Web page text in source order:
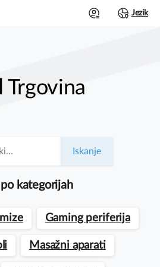
Jezik
Trgovina
Iskanje
po kategorijah
Gaming periferija
Masažni aparati